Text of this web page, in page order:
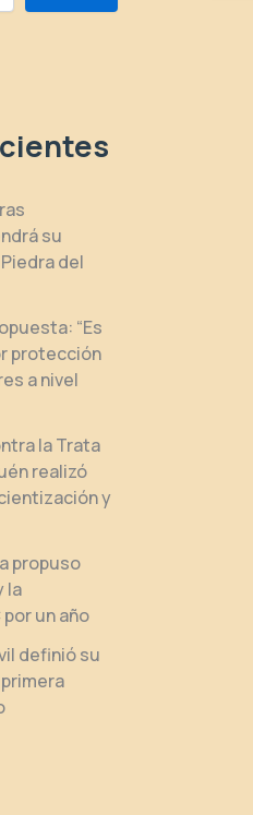
su
del
“Es
protección
a nivel
la Trata
realizó
y
propuso
la
un año
definió su